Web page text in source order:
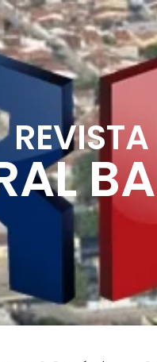
REVISTA